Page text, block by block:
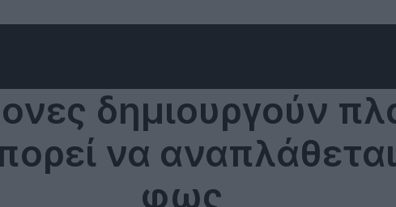
δημιουργούν
να
φως